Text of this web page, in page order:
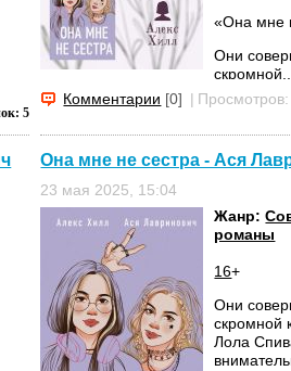
5
«Она мне
Они
скромной...
Комментарии [0] |
Она мне не сестра - Ася
23 мая 2025, 15:04
Жанр:
романы
16+
Они
скромной
Лола